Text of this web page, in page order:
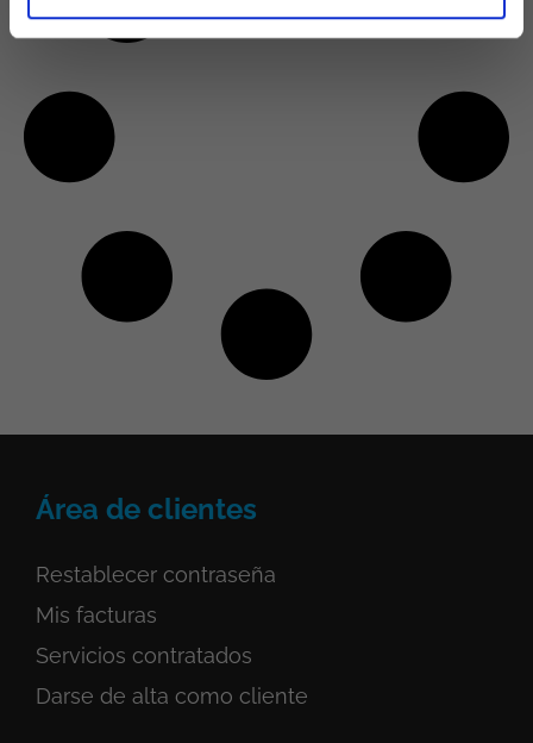
Área de clientes
Restablecer contraseña
Mis facturas
Servicios contratados
Darse de alta como cliente